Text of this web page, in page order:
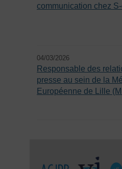
communication chez
04/03/2026
Responsable des
presse au sein de la
Européenne de Lille